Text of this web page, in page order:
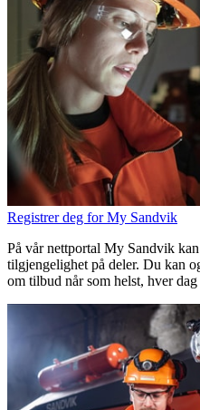
Registrer deg for My Sandvik
På vår nettportal My Sandvik
tilgjengelighet på deler. Du kan
om tilbud når som helst, hver